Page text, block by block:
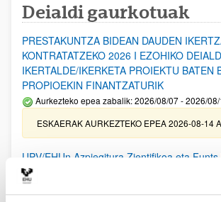
Deialdi gaurkotuak
PRESTAKUNTZA BIDEAN DAUDEN
KONTRATATZEKO 2026 I EZOHIKO
IKERTALDE/IKERKETA PROIEKTU BATEN
PROPIOEKIN FINANTZATURIK
Aurkezteko epea zabalik: 2026/08/07 - 2026/
ESKAERAK AURKEZTEKO EPEA 2026-08-14
UPV/EHUn Azpiegitura Zientifikoa eta
erosi eta berritzeko laguntzak 2026